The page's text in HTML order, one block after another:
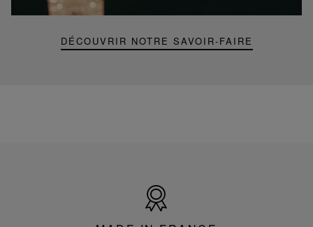
DÉCOUVRIR NOTRE SAVOIR-FAIRE
lamp
France